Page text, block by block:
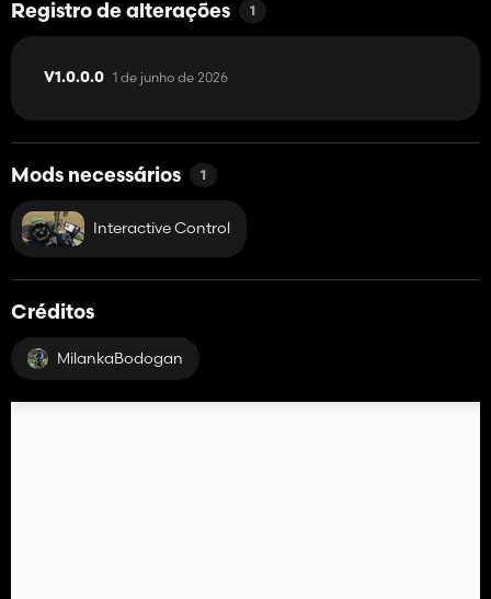
Registro de alterações 1
V1.0.0.0 1 de junho de 2026
Mods necessários 1
Interactive Control
Créditos
MilankaBodogan